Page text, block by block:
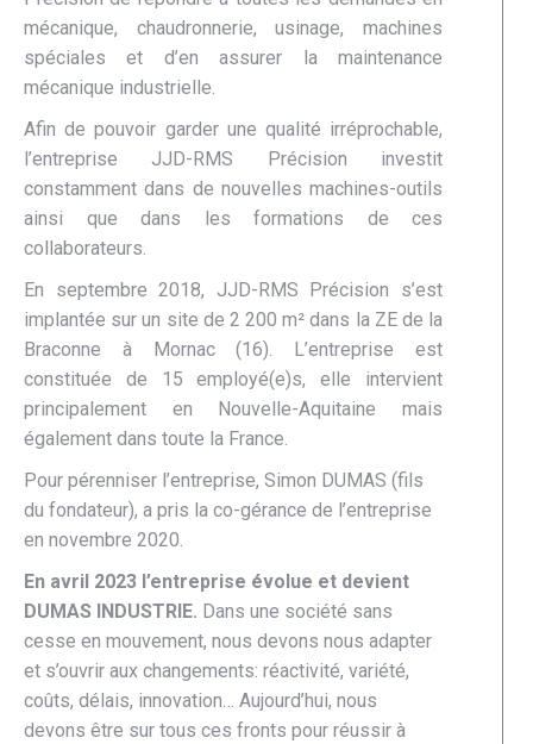
mécanique, chaudronnerie, usinage, machines
spéciales et d’en assurer la maintenance
mécanique industrielle.
Afin de pouvoir garder une qualité irréprochable,
l’entreprise JJD-RMS Précision investit
constamment dans de nouvelles machines-outils
ainsi que dans les formations de ces
collaborateurs.
En septembre 2018, JJD-RMS Précision s’est
implantée sur un site de 2 200 m² dans la ZE de la
Braconne à Mornac (16). L’entreprise est
constituée de 15 employé(e)s, elle intervient
principalement en Nouvelle-Aquitaine mais
également dans toute la France.
Pour pérenniser l’entreprise, Simon DUMAS (fils
du fondateur), a pris la co-gérance de l’entreprise
en novembre 2020.
En avril 2023 l’entreprise évolue et devient
DUMAS INDUSTRIE. Dans une société sans
cesse en mouvement, nous devons nous adapter
et s’ouvrir aux changements: réactivité, variété,
coûts, délais, innovation… Aujourd’hui, nous
devons être sur tous ces fronts pour réussir à